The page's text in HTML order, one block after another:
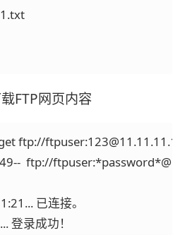
FTP网页内容
ftp://
ftp://
已连接。
登录成功！